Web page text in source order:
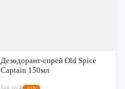
Дезодорант-спрей Old Spice
Captain 150мл